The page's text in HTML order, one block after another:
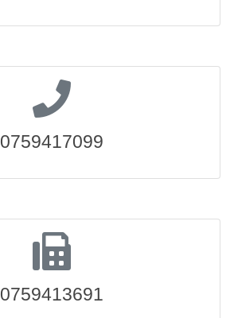
0759417099
0759413691